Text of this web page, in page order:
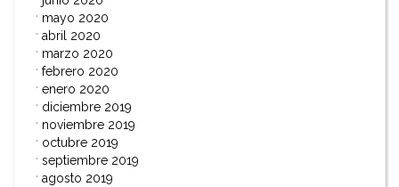
mayo 2020
abril 2020
marzo 2020
febrero 2020
enero 2020
diciembre 2019
noviembre 2019
octubre 2019
septiembre 2019
agosto 2019